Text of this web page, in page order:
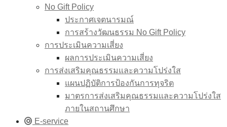
No Gift Policy
ประกาศเจตนารมณ์
การสร้างวัฒนธรรม No Gift Policy
การประเมินความเสี่ยง
ผลการประเมินความเสี่ยง
การส่งเสริมคุณธรรมและความโปร่งใส
แผนปฏิบัติการป้องกันการทุจริต
มาตรการส่งเสริมคุณธรรมเเละความโปร่งใส
ภายในสถานศึกษา
E-service